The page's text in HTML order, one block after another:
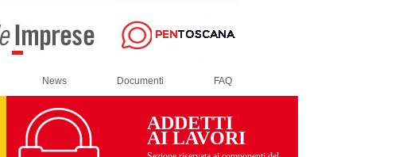
News Documenti FAQ
ADDETTI
AI LAVORI